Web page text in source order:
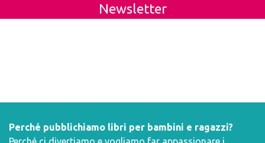
Newsletter
Perché pubblichiamo libri per bambini e ragazzi?